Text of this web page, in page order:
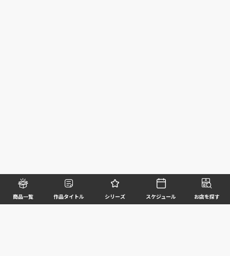
商品一覧 作品タイトル シリーズ スケジュール お店を探す